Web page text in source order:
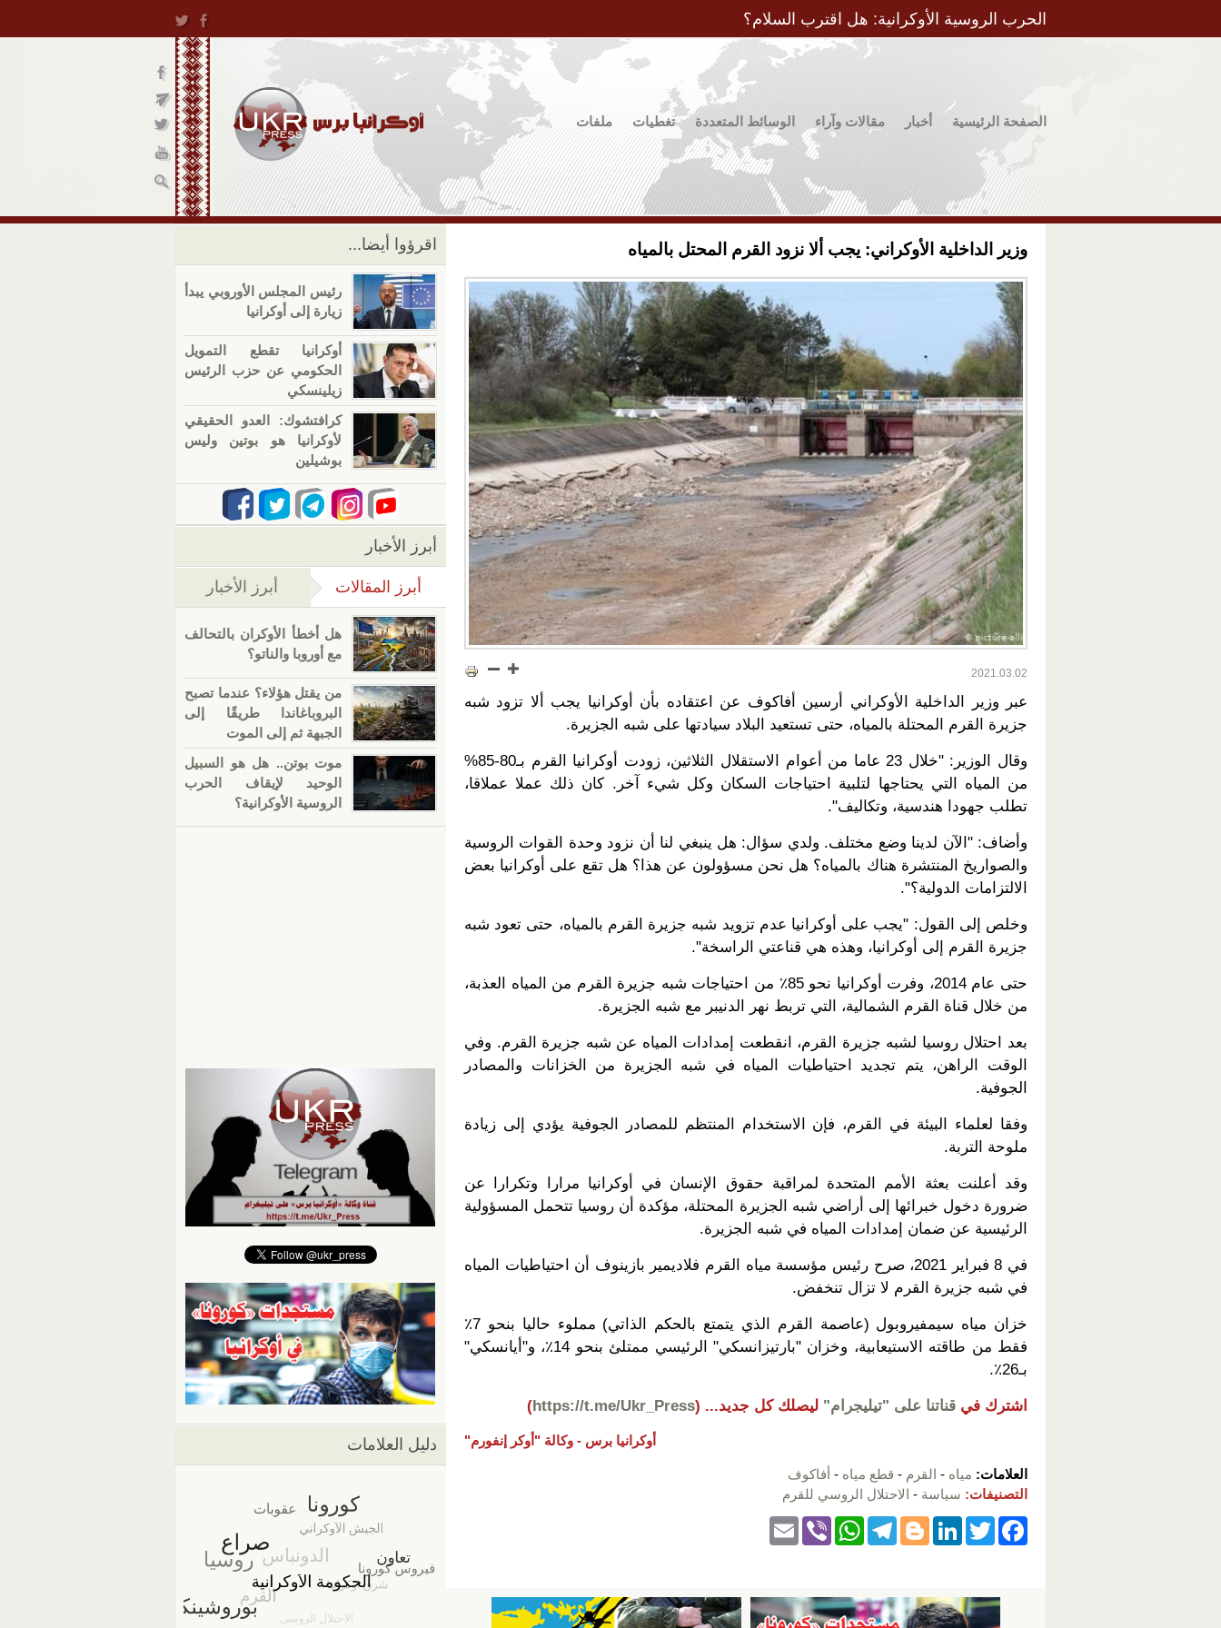
الحرب الروسية الأوكرانية: هل اقترب السلام؟
الصفحة الرئيسية أخبار مقالات وآراء الوسائط المتعددة تغطيات ملفات
وزير الداخلية الأوكراني: يجب ألا نزود القرم المحتل بالمياه
2021.03.02
عبر وزير الداخلية الأوكراني أرسين أفاكوف عن اعتقاده بأن أوكرانيا يجب ألا تزود شبه
جزيرة القرم المحتلة بالمياه، حتى تستعيد البلاد سيادتها على شبه الجزيرة.
وقال الوزير: "خلال 23 عاما من أعوام الاستقلال الثلاثين، زودت أوكرانيا القرم بـ80-85%
من المياه التي يحتاجها لتلبية احتياجات السكان وكل شيء آخر. كان ذلك عملا عملاقا،
تطلب جهودا هندسية، وتكاليف".
وأضاف: "الآن لدينا وضع مختلف. ولدي سؤال: هل ينبغي لنا أن نزود وحدة القوات الروسية
والصواريخ المنتشرة هناك بالمياه؟ هل نحن مسؤولون عن هذا؟ هل تقع على أوكرانيا بعض
الالتزامات الدولية؟".
وخلص إلى القول: "يجب على أوكرانيا عدم تزويد شبه جزيرة القرم بالمياه، حتى تعود شبه
جزيرة القرم إلى أوكرانيا، وهذه هي قناعتي الراسخة".
حتى عام 2014، وفرت أوكرانيا نحو 85٪ من احتياجات شبه جزيرة القرم من المياه العذبة،
من خلال قناة القرم الشمالية، التي تربط نهر الدنيبر مع شبه الجزيرة.
بعد احتلال روسيا لشبه جزيرة القرم، انقطعت إمدادات المياه عن شبه جزيرة القرم. وفي
الوقت الراهن، يتم تجديد احتياطيات المياه في شبه الجزيرة من الخزانات والمصادر
الجوفية.
وفقا لعلماء البيئة في القرم، فإن الاستخدام المنتظم للمصادر الجوفية يؤدي إلى زيادة
ملوحة التربة.
وقد أعلنت بعثة الأمم المتحدة لمراقبة حقوق الإنسان في أوكرانيا مرارا وتكرارا عن
ضرورة دخول خبرائها إلى أراضي شبه الجزيرة المحتلة، مؤكدة أن روسيا تتحمل المسؤولية
الرئيسية عن ضمان إمدادات المياه في شبه الجزيرة.
في 8 فبراير 2021، صرح رئيس مؤسسة مياه القرم فلاديمير بازينوف أن احتياطيات المياه
في شبه جزيرة القرم لا تزال تنخفض.
خزان مياه سيمفيروبول (عاصمة القرم الذي يتمتع بالحكم الذاتي) مملوء حاليا بنحو 7٪
فقط من طاقته الاستيعابية، وخزان "بارتيزانسكي" الرئيسي ممتلئ بنحو 14٪، و"أيانسكي"
بـ26٪.
اشترك في قناتنا على "تيليجرام" ليصلك كل جديد... (
https://t.me/Ukr_Press
)
أوكرانيا برس - وكالة "أوكر إنفورم"
العلامات: مياه - القرم - قطع مياه - أفاكوف
التصنيفات: سياسة - الاحتلال الروسي للقرم
F
e
T
er
Li
e
Bl
g
T
gr
W
s
Vi
اقرؤوا أيضا...
رئيس المجلس الأوروبي يبدأ
زيارة إلى أوكرانيا
أوكرانيا تقطع التمويل
الحكومي عن حزب الرئيس
زيلينسكي
كرافتشوك: العدو الحقيقي
لأوكرانيا هو بوتين وليس
بوشيلين
أبرز الأخبار
أبرز المقالات (علامة التبويب النشطة)
أبرز الأخبار
هل أخطأ الأوكران بالتحالف
مع أوروبا والناتو؟
من يقتل هؤلاء؟ عندما تصبح
البروباغاندا طريقًا إلى
الجبهة ثم إلى الموت
موت بوتن.. هل هو السبيل
الوحيد لإيقاف الحرب
الروسية الأوكرانية؟
دليل العلامات